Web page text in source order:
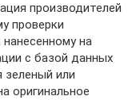
производителей
проверки
на
с базой данных
зеленый или
оригинальное